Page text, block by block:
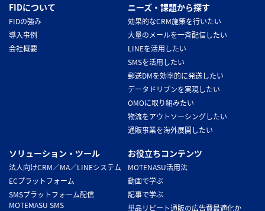
FIDについて
FIDの強み
導入事例
会社概要
ニーズ・課題から探す
効果的なCRM施策を行いたい
大量のメールを一斉配信したい
LINEを活用したい
SMSを活用したい
郵送DMを効率的に発送したい
データドリブンを実現したい
OMOに取り組みたい
物流をアウトソーシングしたい
通販事業を海外展開したい
ソリューション・ツール
法人向けCRM／MA／LINEシステム
ECプラットフォーム
SMSプラットフォーム配信
MOTEMASU SMS
お役立ちコンテンツ
MOTENASU活用法
動画で学ぶ
記事で学ぶ
単品リピート通販の広告費最適化か